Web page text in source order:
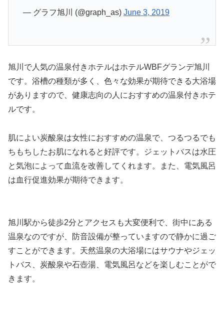
— グラフ旭川 (@graph_as) June 3, 2019
旭川で人気の温泉付きホテルはホテルWBFグランデ旭川
です。浴槽の種類が多く、色々な効果が期待できる大浴場
がありますので、健康志向の人におすすめの温泉付きホテ
ルです。
肌によい炭酸泉は女性におすすめの温泉で、つるつるでも
ちもちしたお肌になれると好評です。ジェットバスは水圧
と気泡によって血流を改善してくれます。また、電気風呂
は血行促進効果が期待できます。
旭川駅から徒歩2分とアクセスも大変便利で、街中にある
温泉なのですが、防音設備が整っていますので静かに過ご
すことができます。天然温泉の大浴場にはサウナやジェッ
トバス、炭酸泉や石壺湯、電気風呂などを楽しむことがで
きます。